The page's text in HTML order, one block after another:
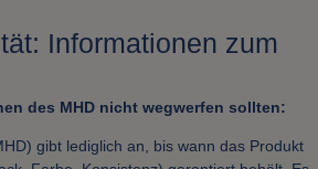
Informationen zum
des MHD nicht wegwerfen sollten:
gibt lediglich an, bis wann das Produkt